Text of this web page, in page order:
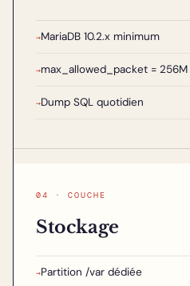
→MariaDB 10.2.x minimum
→max_allowed_packet = 256M
→Dump SQL quotidien
04 · COUCHE
Stockage
→Partition /var dédiée